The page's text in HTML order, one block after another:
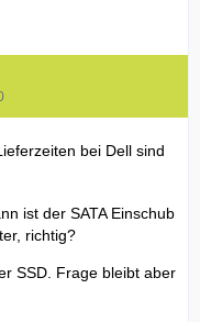
bei Dell sind
ist der SATA Einschub
richtig?
SSD. Frage bleibt aber